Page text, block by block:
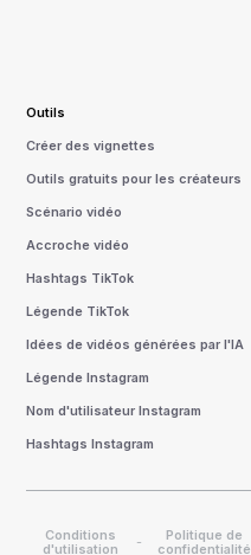
Outils
Créer des vignettes
Outils gratuits pour les créateurs
Scénario vidéo
Accroche vidéo
Hashtags TikTok
Légende TikTok
Idées de vidéos générées par l'IA
Légende Instagram
Nom d'utilisateur Instagram
Hashtags Instagram
Conditions
d'utilisation
-
Politique de
confidentialité